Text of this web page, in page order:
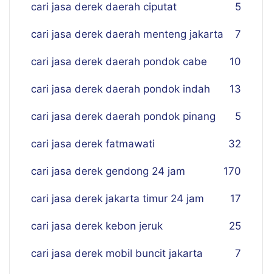
cari jasa derek daerah ciputat 5
cari jasa derek daerah menteng jakarta 7
cari jasa derek daerah pondok cabe 10
cari jasa derek daerah pondok indah 13
cari jasa derek daerah pondok pinang 5
cari jasa derek fatmawati 32
cari jasa derek gendong 24 jam 170
cari jasa derek jakarta timur 24 jam 17
cari jasa derek kebon jeruk 25
cari jasa derek mobil buncit jakarta 7